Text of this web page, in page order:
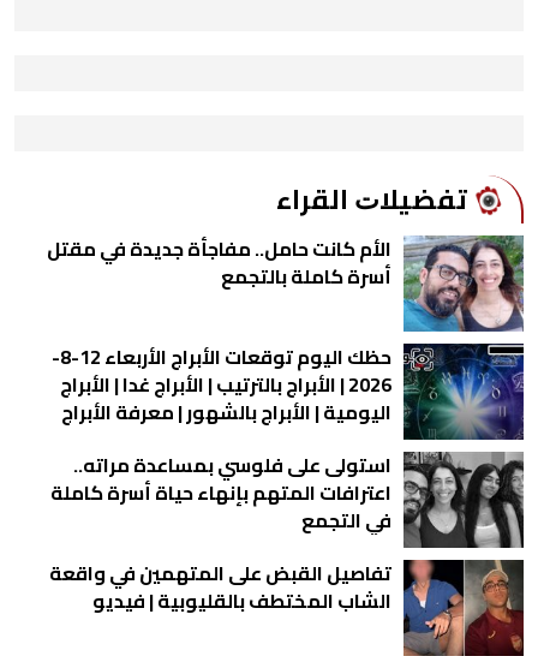
ﺗﻔﻀﻴﻼﺕ اﻟﻘﺮاء
الأم كانت حامل.. مفاجأة جديدة في مقتل
أسرة كاملة بالتجمع
حظك اليوم توقعات الأبراج الأربعاء 12-8-
2026 | الأبراج بالترتيب | الأبراج غدا | الأبراج
اليومية | الأبراج بالشهور | معرفة الأبراج
استولى على فلوسي بمساعدة مراته..
اعترافات المتهم بإنهاء حياة أسرة كاملة
في التجمع
تفاصيل القبض على المتهمين في واقعة
الشاب المختطف بالقليوبية | فيديو